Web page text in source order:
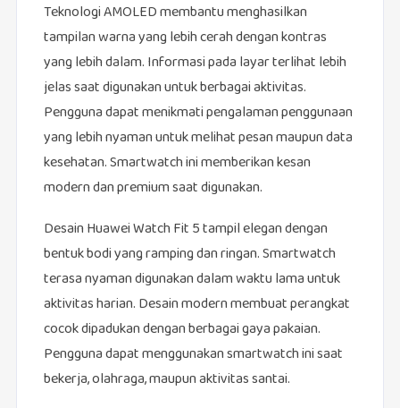
Teknologi AMOLED membantu menghasilkan
tampilan warna yang lebih cerah dengan kontras
yang lebih dalam. Informasi pada layar terlihat lebih
jelas saat digunakan untuk berbagai aktivitas.
Pengguna dapat menikmati pengalaman penggunaan
yang lebih nyaman untuk melihat pesan maupun data
kesehatan. Smartwatch ini memberikan kesan
modern dan premium saat digunakan.
Desain Huawei Watch Fit 5 tampil elegan dengan
bentuk bodi yang ramping dan ringan. Smartwatch
terasa nyaman digunakan dalam waktu lama untuk
aktivitas harian. Desain modern membuat perangkat
cocok dipadukan dengan berbagai gaya pakaian.
Pengguna dapat menggunakan smartwatch ini saat
bekerja, olahraga, maupun aktivitas santai.